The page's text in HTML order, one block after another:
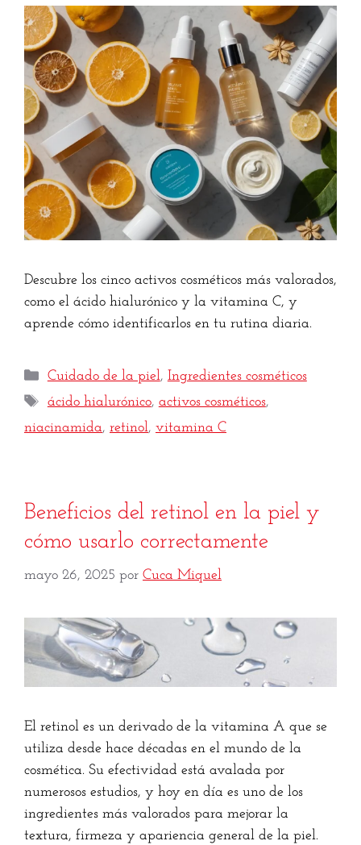
Descubre los cinco activos cosméticos más valorados,
como el ácido hialurónico y la vitamina C, y
aprende cómo identificarlos en tu rutina diaria.
Cuidado de la piel, Ingredientes cosméticos
ácido hialurónico, activos cosméticos,
niacinamida, retinol, vitamina C
Beneficios del retinol en la piel y
cómo usarlo correctamente
mayo 26, 2025 por Cuca Miquel
El retinol es un derivado de la vitamina A que se
utiliza desde hace décadas en el mundo de la
cosmética. Su efectividad está avalada por
numerosos estudios, y hoy en día es uno de los
ingredientes más valorados para mejorar la
textura, firmeza y apariencia general de la piel.